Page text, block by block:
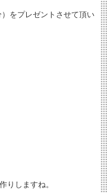
をプレゼントさせて頂い
りしますね。